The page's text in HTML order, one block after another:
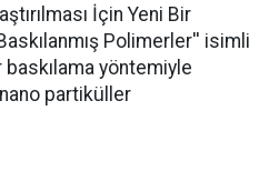
İçin Yeni Bir
Polimerler'' isimli
baskılama yöntemiyle
partiküller